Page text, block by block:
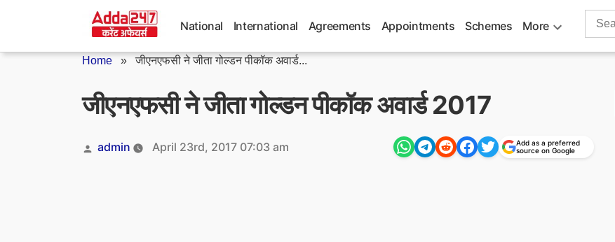
National International Agreements Appointments Schemes More
Search
Home »जीएनएफसी ने जीता गोल्डन पीकॉक अवार्ड...
जीएनएफसी ने जीता गोल्डन पीकॉक अवार्ड 2017
Posted
admin April 23rd, 2017 07:03 am
Add as a preferred
source on Google